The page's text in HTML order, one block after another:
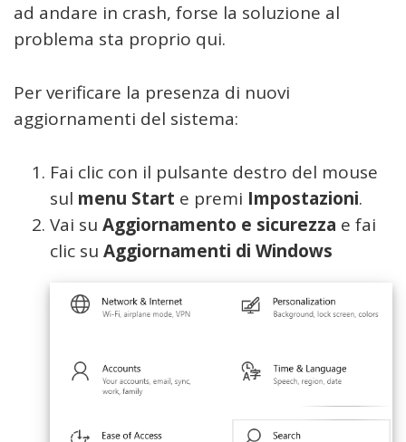
ad andare in crash, forse la soluzione al
problema sta proprio qui.
Per verificare la presenza di nuovi
aggiornamenti del sistema:
Fai clic con il pulsante destro del mouse
sul menu Start e premi Impostazioni.
Vai su Aggiornamento e sicurezza e fai
clic su Aggiornamenti di Windows